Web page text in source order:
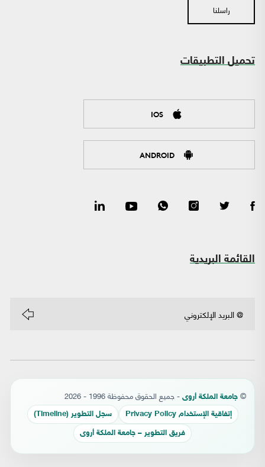
راسلنا
تحميل التطبيقات
IOS
ANDROID
القائمة البريدية
© جامعة الملكة أروى - جميع الحقوق محفوظة 1996 - 2026
إتفاقية الإستخدام Privacy Policy سجل التطوير (Timeline)
فريق التطوير – جامعة الملكة أروى